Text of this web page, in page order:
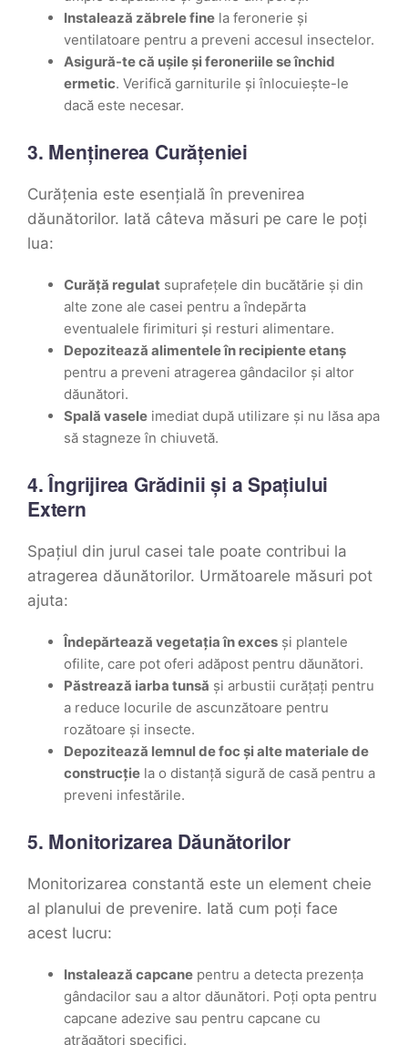
Instalează zăbrele fine la feronerie și
ventilatoare pentru a preveni accesul insectelor.
Asigură-te că ușile și feroneriile se închid
ermetic. Verifică garniturile și înlocuiește-le
dacă este necesar.
3. Menținerea Curățeniei
Curățenia este esențială în prevenirea
dăunătorilor. Iată câteva măsuri pe care le poți
lua:
Curăță regulat suprafețele din bucătărie și din
alte zone ale casei pentru a îndepărta
eventualele firimituri și resturi alimentare.
Depozitează alimentele în recipiente etanș
pentru a preveni atragerea gândacilor și altor
dăunători.
Spală vasele imediat după utilizare și nu lăsa apa
să stagneze în chiuvetă.
4. Îngrijirea Grădinii și a Spațiului
Extern
Spațiul din jurul casei tale poate contribui la
atragerea dăunătorilor. Următoarele măsuri pot
ajuta:
Îndepărtează vegetația în exces și plantele
ofilite, care pot oferi adăpost pentru dăunători.
Păstrează iarba tunsă și arbustii curățați pentru
a reduce locurile de ascunzătoare pentru
rozătoare și insecte.
Depozitează lemnul de foc și alte materiale de
construcție la o distanță sigură de casă pentru a
preveni infestările.
5. Monitorizarea Dăunătorilor
Monitorizarea constantă este un element cheie
al planului de prevenire. Iată cum poți face
acest lucru:
Instalează capcane pentru a detecta prezența
gândacilor sau a altor dăunători. Poți opta pentru
capcane adezive sau pentru capcane cu
atrăgători specifici.